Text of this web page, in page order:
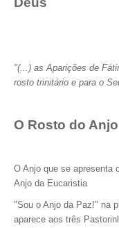
"(...) as Aparições de
rosto trinitário e para o
O Rosto do Anjo
O Anjo que se apresenta
Anjo da Eucaristia
"Sou o Anjo da Paz!" na
aparece aos três